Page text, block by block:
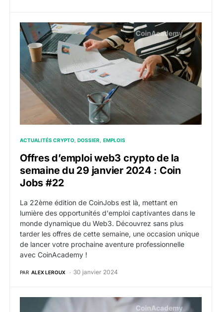
Offres d’emploi web3 crypto de la semaine du 29
ACTUALITÉS CRYPTO DOSSIER EMPLOIS
Offres d’emploi web3 crypto de la
semaine du 29 janvier 2024 : Coin
Jobs #22
La 22ème édition de CoinJobs est là, mettant en
lumière des opportunités d'emploi captivantes dans le
monde dynamique du Web3. Découvrez sans plus
tarder les offres de cette semaine, une occasion unique
de lancer votre prochaine aventure professionnelle
avec CoinAcademy !
PAR ALEX LEROUX 30 janvier 2024
Jobbio vous présente les premières opportunités